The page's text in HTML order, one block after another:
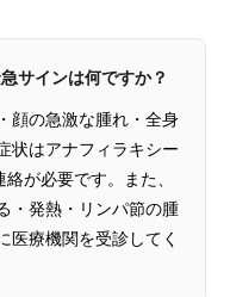
サインは何ですか？
顔の急激な腫れ・全身
状はアナフィラキシー
が必要です。また、
・発熱・リンパ節の腫
医療機関を受診してく